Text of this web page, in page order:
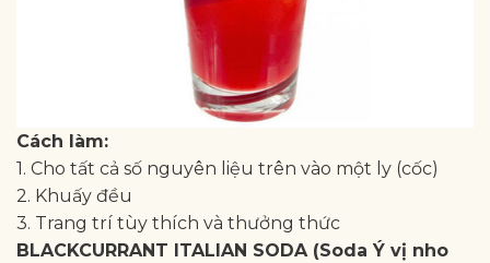
Cách làm:
1. Cho tất cả số nguyên liệu trên vào một ly (cốc)
2. Khuấy đều
3. Trang trí tùy thích và thưởng thức
BLACKCURRANT ITALIAN SODA (Soda Ý vị nho